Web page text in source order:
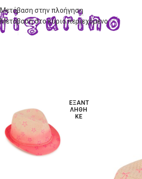
Μετάβαση στην πλοήγηση
Μετάβαση στο κύριο περιεχόμενο
ΕΞΑΝΤ
ΛΉΘΗ
ΚΕ